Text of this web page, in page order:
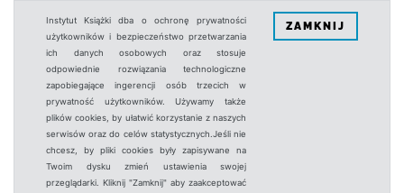
Instytut Książki dba o ochronę prywatności
użytkowników i bezpieczeństwo przetwarzania
ich danych osobowych oraz stosuje
odpowiednie rozwiązania technologiczne
zapobiegające ingerencji osób trzecich w
prywatność użytkowników. Używamy także
plików cookies, by ułatwić korzystanie z naszych
serwisów oraz do celów statystycznych.Jeśli nie
chcesz, by pliki cookies były zapisywane na
Twoim dysku zmień ustawienia swojej
przeglądarki. Kliknij "Zamknij" aby zaakceptować
ZAMKNIJ